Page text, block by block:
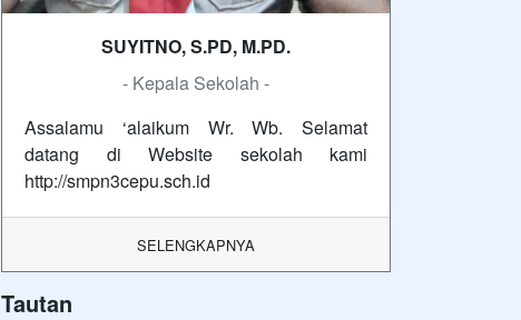
SUYITNO, S.PD, M.PD.
- Kepala Sekolah -
Assalamu ‘alaikum Wr. Wb. Selamat
datang di Website sekolah kami
http://smpn3cepu.sch.id
SELENGKAPNYA
Tautan